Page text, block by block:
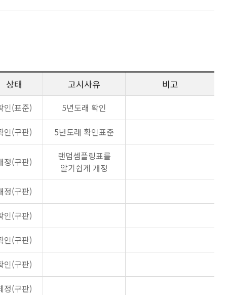
상태 고시사유 비고
인(표준) 5년도래 확인
인(구판) 5년도래 확인표준
정(구판)
랜덤셈플링표를
알기쉽게 개정
정(구판)
인(구판)
인(구판)
인(구판)
정(구판)